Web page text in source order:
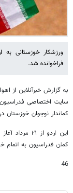
ورزشکار خوزستانی به
فراخوانده شد.
به گزارش خبرآنلاین از
سایت اختصاصی
کماندار نوجوان خوزستان
کمان فدراسیون به اتمام
46